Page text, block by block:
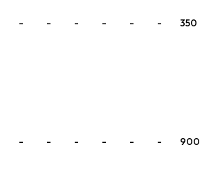
- - - - - - 350
- - - - - - 900